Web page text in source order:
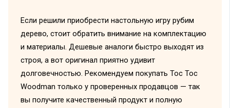
Если решили приобрести настольную игру рубим
дерево, стоит обратить внимание на комплектацию
и материалы. Дешевые аналоги быстро выходят из
строя, а вот оригинал приятно удивит
долговечностью. Рекомендуем покупать Toc Toc
Woodman только у проверенных продавцов — так
вы получите качественный продукт и полную